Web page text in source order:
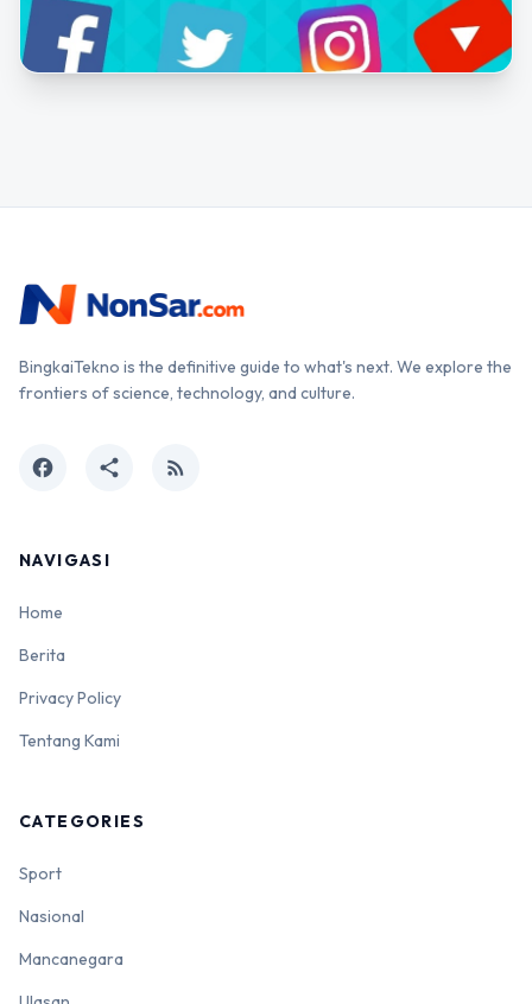
BingkaiTekno is the definitive guide to what's next. We explore the
frontiers of science, technology, and culture.
facebook share rss_feed
NAVIGASI
Home
Berita
Privacy Policy
Tentang Kami
CATEGORIES
Sport
Nasional
Mancanegara